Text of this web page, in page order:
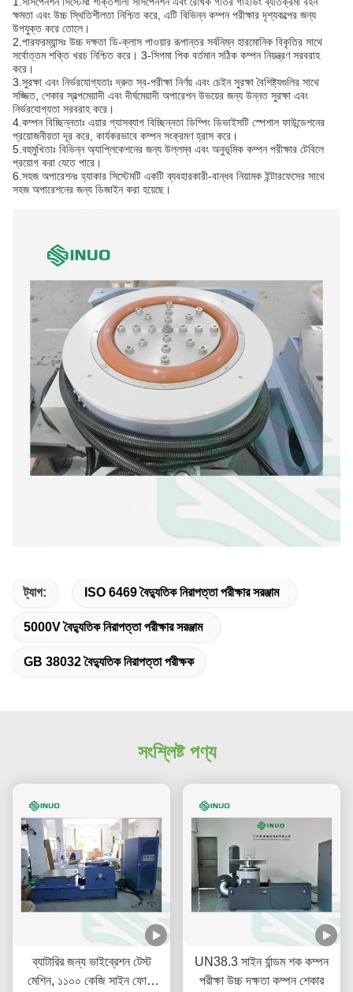
ক্ষমতা এবং উচ্চ স্থিতিশীলতা নিশ্চিত করে, এটি বিভিন্ন কম্পন পরীক্ষার দৃশ্যকল্পের জন্য
উপযুক্ত করে তোলে।
2. পারফরম্যান্সঃ উচ্চ দক্ষতা ডি-ক্লাস পাওয়ার রূপান্তর সর্বনিম্ন হারমোনিক বিকৃতির সাথে
সর্বোত্তম শক্তি খরচ নিশ্চিত করে। 3-সিগমা পিক বর্তমান সঠিক কম্পন নিয়ন্ত্রণ সরবরাহ
করে।
3. সুরক্ষা এবং নির্ভরযোগ্যতাঃ দ্রুত স্ব-পরীক্ষা নির্ণয় এবং চেইন সুরক্ষা বৈশিষ্ট্যগুলির সাথে
সজ্জিত, শেকার স্বল্পমেয়াদী এবং দীর্ঘমেয়াদী অপারেশন উভয়ের জন্য উন্নত সুরক্ষা এবং
নির্ভরযোগ্যতা সরবরাহ করে।
4. কম্পন বিচ্ছিন্নতাঃ এয়ার গ্যাসব্যাগ বিচ্ছিন্নতা ডিম্পিং ডিভাইসটি স্পেশাল ফাউন্ডেশনের
প্রয়োজনীয়তা দূর করে, কার্যকরভাবে কম্পন সংক্রমণ হ্রাস করে।
5. বহুমুখিতাঃ বিভিন্ন অ্যাপ্লিকেশনের জন্য উল্লম্ব এবং অনুভূমিক কম্পন পরীক্ষার টেবিলে
প্রয়োগ করা যেতে পারে।
6. সহজ অপারেশনঃ হ্যাকার সিস্টেমটি একটি ব্যবহারকারী-বান্ধব নিয়ামক ইন্টারফেসের সাথে
সহজ অপারেশনের জন্য ডিজাইন করা হয়েছে।
ট্যাগ: ISO 6469 বৈদ্যুতিক নিরাপত্তা পরীক্ষার সরঞ্জাম
5000V বৈদ্যুতিক নিরাপত্তা পরীক্ষার সরঞ্জাম
GB 38032 বৈদ্যুতিক নিরাপত্তা পরীক্ষক
সংশ্লিষ্ট পণ্য
ব্যাটারির জন্য ভাইব্রেশন টেস্ট
মেশিন, ১১০০ কেজি সাইন ফোর্স,
UN38.3 সাইন র্যান্ডম শক কম্পন
পরীক্ষা উচ্চ দক্ষতা কম্পন শেকার